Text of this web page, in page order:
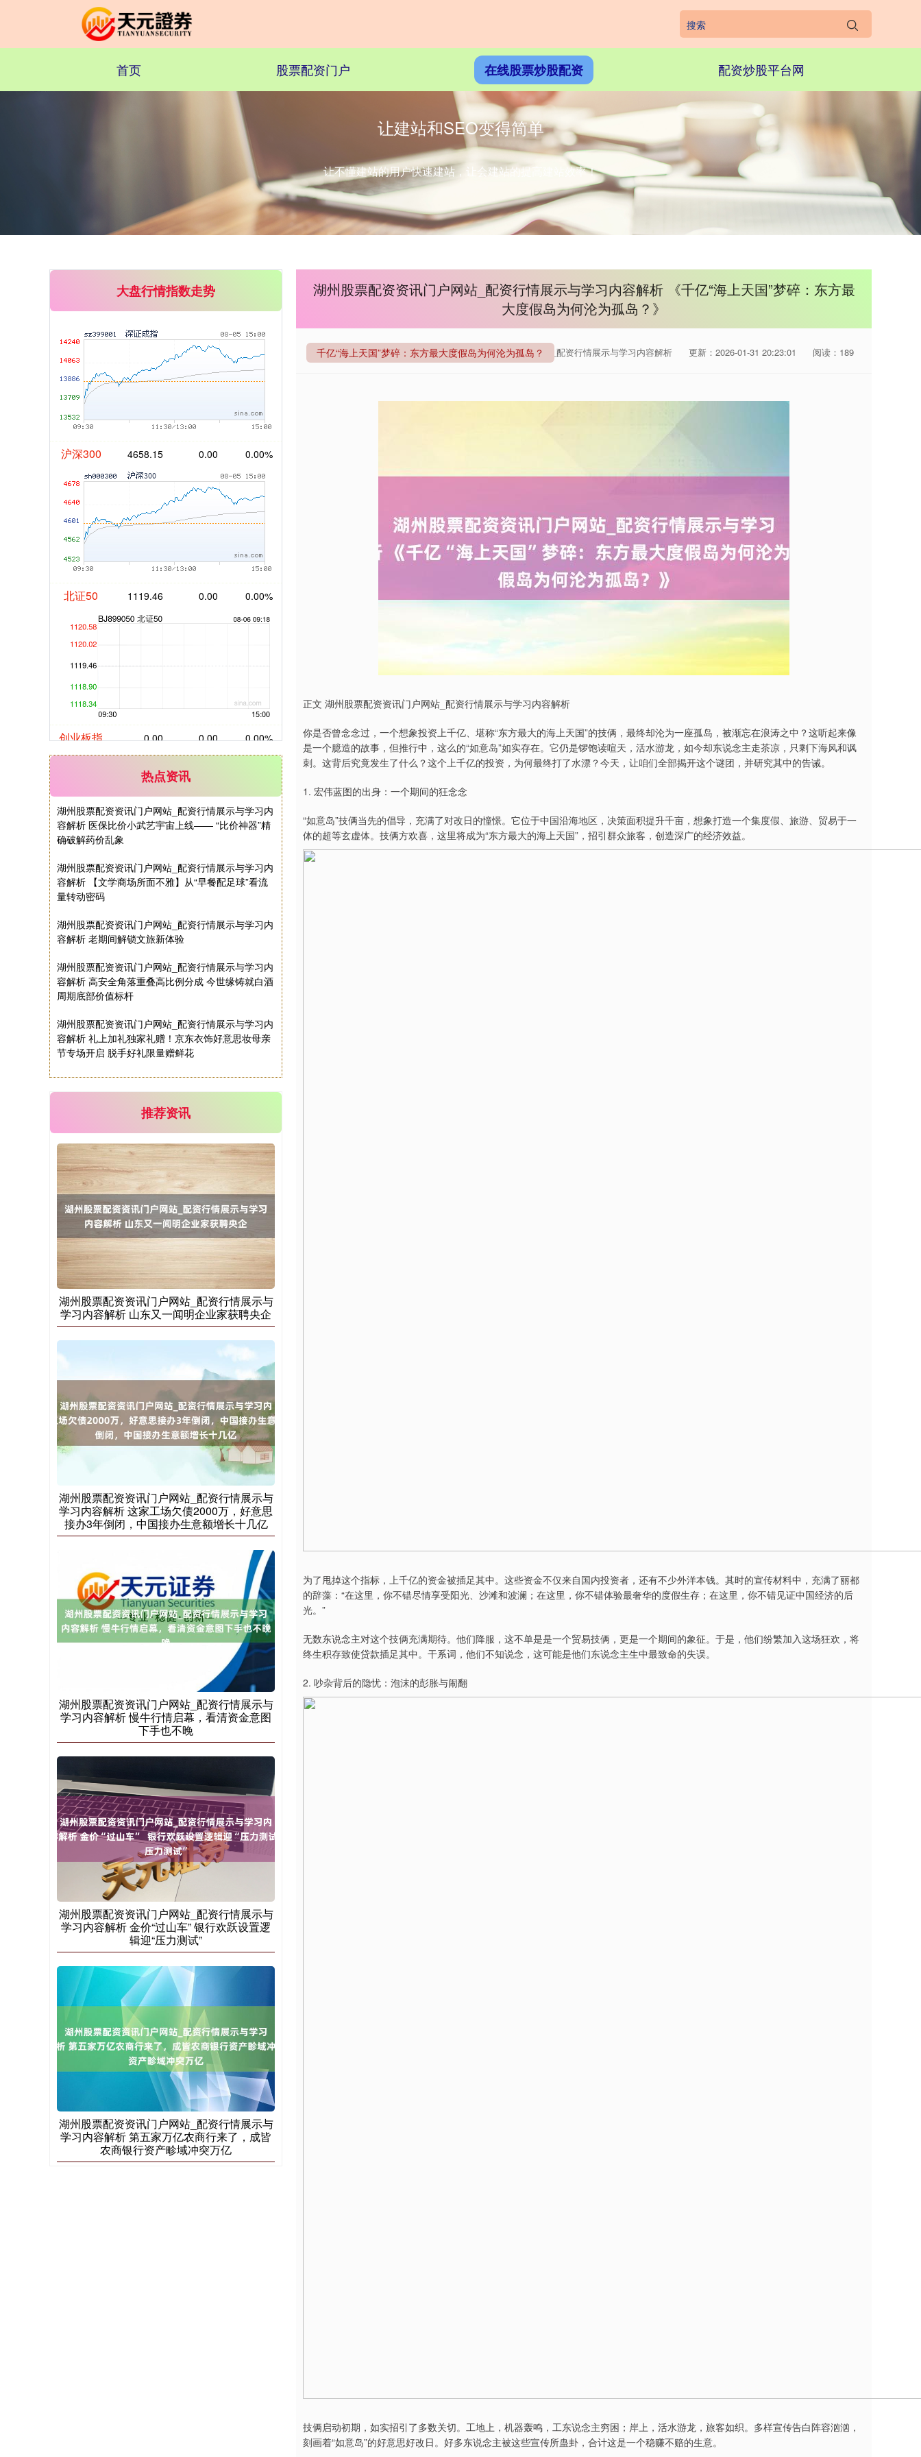
首页 股票配资门户 在线股票炒股配资 配资炒股平台网
让建站和SEO变得简单
让不懂建站的用户快速建站，让会建站的提高建站效率！
湖州股票配资资讯门户网站_配资行情展示与学习内容解析 《千亿“海上天国”梦碎：东方最
大度假岛为何沦为孤岛？》
千亿“海上天国”梦碎：东方最大度假岛为何沦为孤岛？
来自：股票期权配资 网站：湖州股票配资资讯门户网站_配资行情展示与学习内容解析 更新：2026-01-31 20:23:01 阅读：189
正文 湖州股票配资资讯门户网站_配资行情展示与学习内容解析
你是否曾念念过，一个想象投资上千亿、堪称“东方最大的海上天国”的技俩，最终却沦为一座孤岛，被渐忘在浪涛之中？这听起来像
是一个臆造的故事，但推行中，这么的“如意岛”如实存在。它仍是锣饱读喧天，活水游龙，如今却东说念主走茶凉，只剩下海风和讽
刺。这背后究竟发生了什么？这个上千亿的投资，为何最终打了水漂？今天，让咱们全部揭开这个谜团，并研究其中的告诫。
1. 宏伟蓝图的出身：一个期间的狂念念
“如意岛”技俩当先的倡导，充满了对改日的憧憬。它位于中国沿海地区，决策面积提升千亩，想象打造一个集度假、旅游、贸易于一
体的超等玄虚体。技俩方欢喜，这里将成为“东方最大的海上天国”，招引群众旅客，创造深广的经济效益。
为了甩掉这个指标，上千亿的资金被插足其中。这些资金不仅来自国内投资者，还有不少外洋本钱。其时的宣传材料中，充满了丽都
的辞藻：“在这里，你不错尽情享受阳光、沙滩和波澜；在这里，你不错体验最奢华的度假生存；在这里，你不错见证中国经济的后
光。”
无数东说念主对这个技俩充满期待。他们降服，这不单是是一个贸易技俩，更是一个期间的象征。于是，他们纷繁加入这场狂欢，将
终生积存致使贷款插足其中。干系词，他们不知说念，这可能是他们东说念主生中最致命的失误。
2. 吵杂背后的隐忧：泡沫的彭胀与闹翻
技俩启动初期，如实招引了多数关切。工地上，机器轰鸣，工东说念主穷困；岸上，活水游龙，旅客如织。多样宣传告白阵容汹汹，
刻画着“如意岛”的好意思好改日。好多东说念主被这些宣传所蛊卦，合计这是一个稳赚不赔的生意。
大盘行情指数走势
0.00%
0.00 0.00
沪深300 4658.15 0.00%
北证50 1119.46 0.00%
创业板指 0.00 0.00%
国债指数 229.61
期指IC0 7744.40 +196.00 +2.60%
上证综指 3878.33 -0.10 0.00%
深证成指 0.00 0.00 0.00%
0.00%
北证50 1119.46 0.00 0.00%
创业板指 0.00 0.00 0.00%
基金指数 7231.43
国债指数 229.61 +0.01 +0.01%
热点资讯
湖州股票配资资讯门户网站_配资行情展示与学习内
容解析 医保比价小武艺宇宙上线—— “比价神器”精
确破解药价乱象
湖州股票配资资讯门户网站_配资行情展示与学习内
容解析 【文学商场所面不雅】从“早餐配足球”看流
量转动密码
湖州股票配资资讯门户网站_配资行情展示与学习内
容解析 老期间解锁文旅新体验
湖州股票配资资讯门户网站_配资行情展示与学习内
容解析 高安全角落重叠高比例分成 今世缘铸就白酒
周期底部价值标杆
湖州股票配资资讯门户网站_配资行情展示与学习内
容解析 礼上加礼独家礼赠！京东衣饰好意思妆母亲
节专场开启 脱手好礼限量赠鲜花
推荐资讯
湖州股票配资资讯门户网站_配资行情展示与
学习内容解析 山东又一闻明企业家获聘央企
湖州股票配资资讯门户网站_配资行情展示与
学习内容解析 这家工场欠债2000万，好意思
接办3年倒闭，中国接办生意额增长十几亿
湖州股票配资资讯门户网站_配资行情展示与
学习内容解析 慢牛行情启幕，看清资金意图
下手也不晚
湖州股票配资资讯门户网站_配资行情展示与
学习内容解析 金价“过山车” 银行欢跃设置逻
辑迎“压力测试”
湖州股票配资资讯门户网站_配资行情展示与
学习内容解析 第五家万亿农商行来了，成皆
农商银行资产畛域冲突万亿